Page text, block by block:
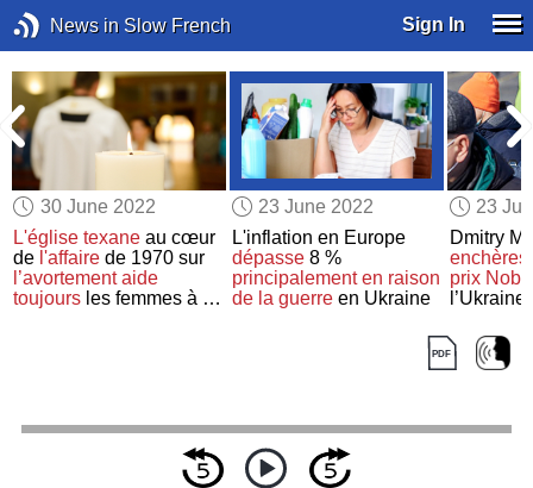
News in Slow French Sign In
30 June 2022
L'église texane au cœur
de l'affaire de 1970 sur
l’avortement aide
toujours les femmes à se
23 June 2022
L'inflation en Europe
dépasse8 %
principalement en raison
de la guerreen Ukraine
23
Dmitry
enchères
prix
l’Ukraine